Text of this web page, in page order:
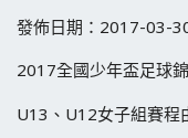
發佈日期：2017-03-
2017全國少年盃足球
U13、U12女子組賽程